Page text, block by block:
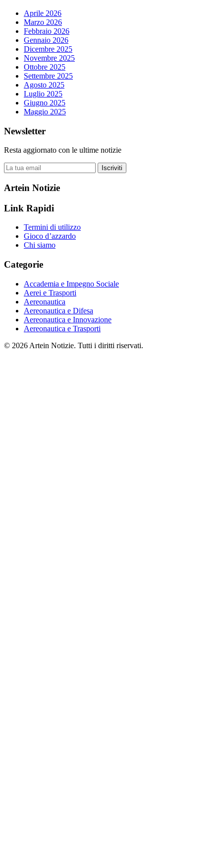
Aprile 2026
Marzo 2026
Febbraio 2026
Gennaio 2026
Dicembre 2025
Novembre 2025
Ottobre 2025
Settembre 2025
Agosto 2025
Luglio 2025
Giugno 2025
Maggio 2025
Newsletter
Resta aggiornato con le ultime notizie
Iscriviti
Artein Notizie
Link Rapidi
Termini di utilizzo
Gioco d’azzardo
Chi siamo
Categorie
Accademia e Impegno Sociale
Aerei e Trasporti
Aereonautica
Aereonautica e Difesa
Aereonautica e Innovazione
Aereonautica e Trasporti
© 2026 Artein Notizie. Tutti i diritti riservati.